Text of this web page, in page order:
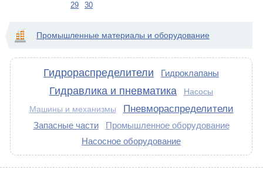
29
30
Промышленные материалы и оборудование
Гидрораспределители Гидроклапаны
Гидравлика и пневматика Насосы
Машины и механизмы Пневмораспределители
Запасные части
Промышленное оборудование
Насосное оборудование